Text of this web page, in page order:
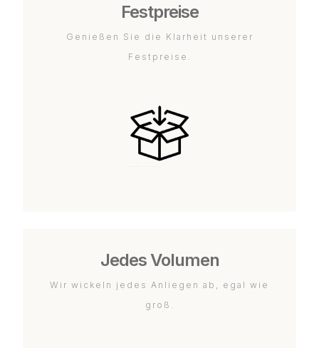
Festpreise
Genießen Sie die Klarheit unserer
Festpreise.
Jedes Volumen
Wir wickeln jedes Anliegen ab, egal wie
groß.